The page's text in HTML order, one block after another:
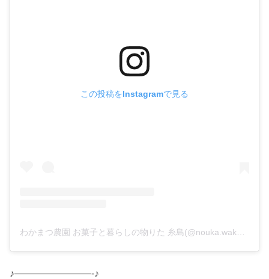
この投稿をInstagramで見る
わかまつ農園 お菓子と暮らしの物りた 糸島(@nouka.wakamatsu_rita)がシェアした投稿
♪————————-♪